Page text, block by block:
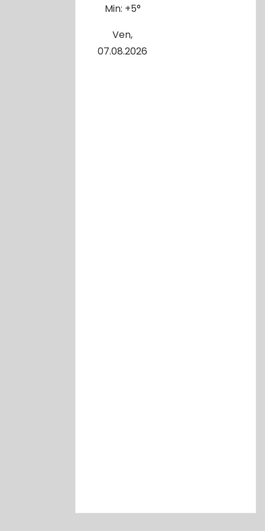
Min: +5°
Ven,
07.08.2026